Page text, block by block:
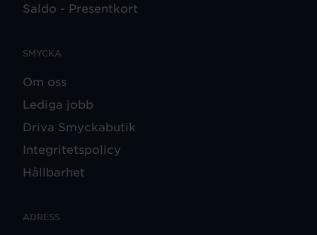
Saldo - Presentkort
SMYCKA
Om oss
Lediga jobb
Driva Smyckabutik
Integritetspolicy
Hållbarhet
ADRESS